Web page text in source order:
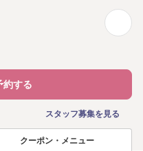
約する
スタッフ募集を見る
クーポン・メニュー